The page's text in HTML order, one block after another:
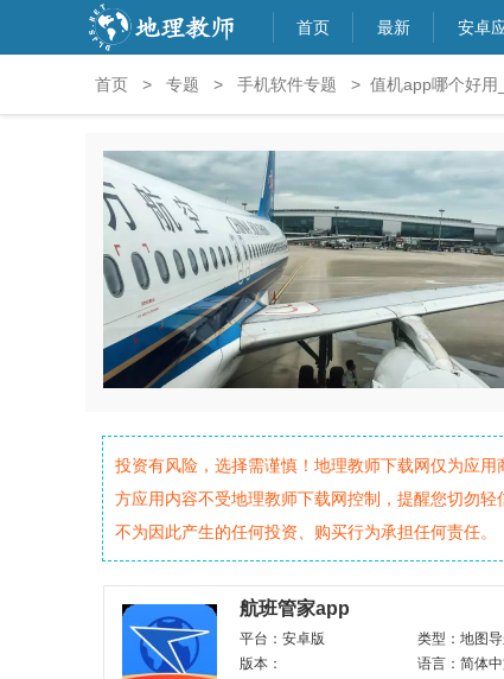
首页 最新 安卓
首页 > 专题 > 手机软件专题 > 值机app哪个好用
投资有风险，选择需谨慎！地理教师下载网仅为应
方应用内容不受地理教师下载网控制，提醒您切勿
不为因此产生的任何投资、购买行为承担任何责任。
航班管家app
平台：安卓版
类型：地图
版本：
语言：简体